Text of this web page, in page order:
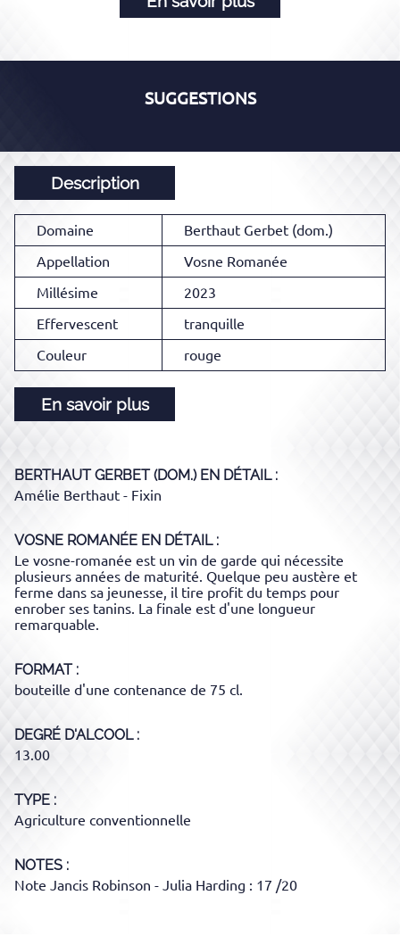
SUGGESTIONS
Description
Domaine
Berthaut Gerbet (dom.)
Appellation
Vosne Romanée
Millésime
2023
Effervescent
tranquille
Couleur
rouge
En savoir plus
BERTHAUT GERBET (DOM.)EN DÉTAIL :
Amélie Berthaut - Fixin
VOSNE ROMANÉE EN DÉTAIL :
Le vosne-romanée est un vin de garde qui nécessite
plusieurs années de maturité. Quelque peu austère et
ferme dans sa jeunesse, il tire profit du temps pour
enrober ses tanins. La finale est d'une longueur
remarquable.
FORMAT
bouteille d'une contenance de 75 cl.
DEGRÉ D'ALCOOL
13.00
TYPE
Agriculture conventionnelle
NOTES :
Note Jancis Robinson - Julia Harding : 17 /20